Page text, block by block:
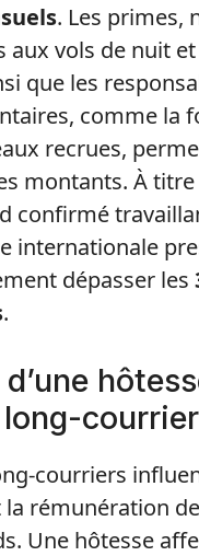
. Les primes,
aux vols de nuit
que les
comme la
recrues,
montants. À titre
confirmé
internationale
dépasser les
.
courriers
rémunération
Une hôtesse